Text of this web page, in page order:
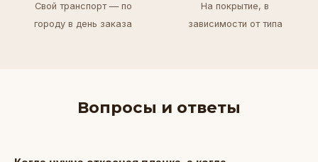
Свой транспорт — по
городу в день заказа
На покрытие, в
зависимости от типа
Вопросы и ответы